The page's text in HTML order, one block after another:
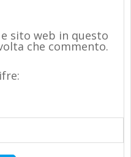
sito web in questo
che commento.